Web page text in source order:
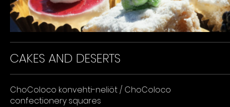
CAKES AND DESERTS
ChoColoco konvehti-neliöt / ChoColoco
confectionery squares